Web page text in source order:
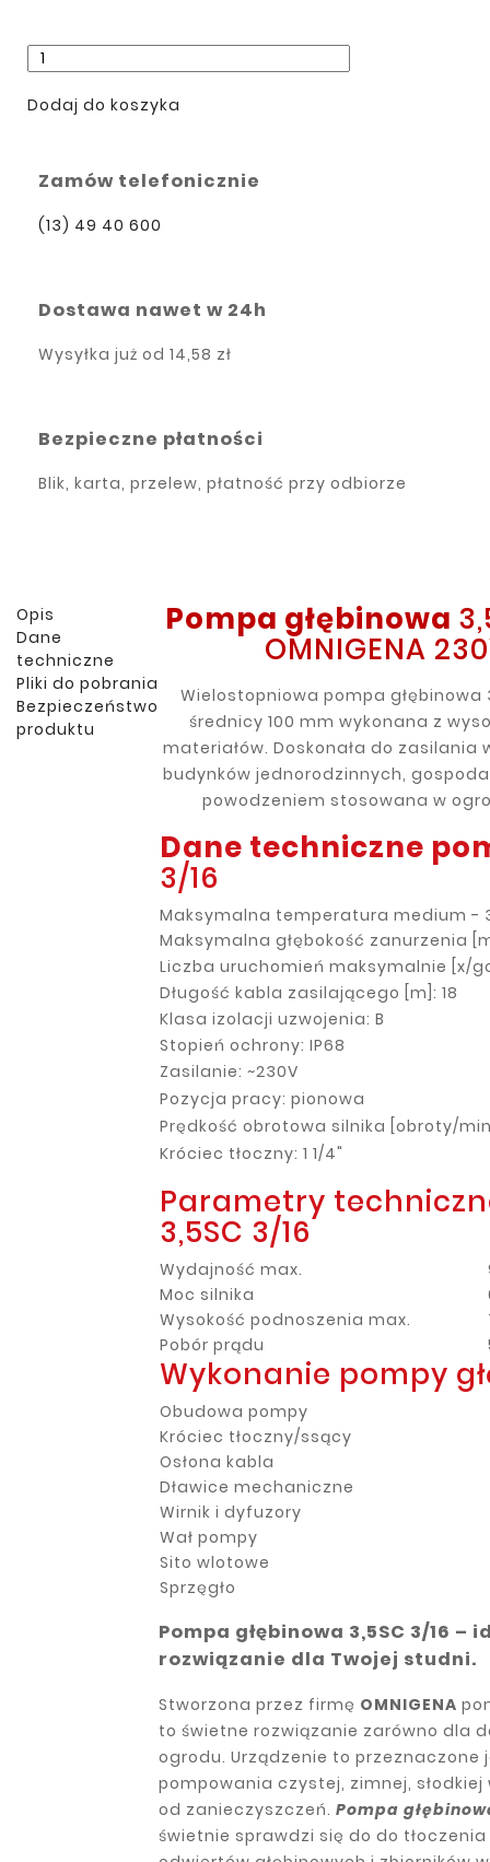
Dodaj do koszyka
Zamów telefonicznie
(13) 49 40 600
Dostawa nawet w 24h
Wysyłka już od 14,58 zł
Bezpieczne płatności
Blik, karta, przelew, płatność przy odbiorze
Opis
Dane
techniczne
Pliki do pobrania
Bezpieczeństwo
produktu
Pompa głębinowa
OMNIGENA
Wielostopniowa pompa głębinowa
średnicy 100 mm wykonana z
materiałów. Doskonała do zasilania
budynków jednorodzinnych,
powodzeniem stosowana w
Dane techniczne
3/16
Maksymalna temperatura medium -
Maksymalna głębokość zanurzenia
Liczba uruchomień maksymalnie [x/
Długość kabla zasilającego [m]: 18
Klasa izolacji uzwojenia: B
Stopień ochrony: IP68
Zasilanie: ~230V
Pozycja pracy: pionowa
Prędkość obrotowa silnika [obroty/
Króciec tłoczny: 1 1/4"
Parametry
3,5SC 3/16
Wydajność max.
Moc silnika
Wysokość podnoszenia max.
Pobór prądu
Wykonanie pompy
Obudowa pompy
Króciec tłoczny/ssący
Osłona kabla
Dławice mechaniczne
Wirnik i dyfuzory
Wał pompy
Sito wlotowe
Sprzęgło
Pompa głębinowa 3,5SC 3/16 –
rozwiązanie dla Twojej studni.
Stworzona przez firmę OMNIGENA
to świetne rozwiązanie zarówno dla
ogrodu. Urządzenie to przeznaczone
pompowania czystej, zimnej, słodkiej
od zanieczyszczeń. Pompa
świetnie sprawdzi się do do